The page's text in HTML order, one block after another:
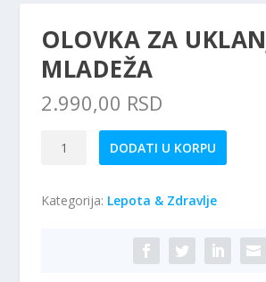
OLOVKA ZA
MLADEŽA
2.990,00 RSD
Olovka
Mladeža
DODATI U KORPU
Kategorija: Lepota & Zdravlje